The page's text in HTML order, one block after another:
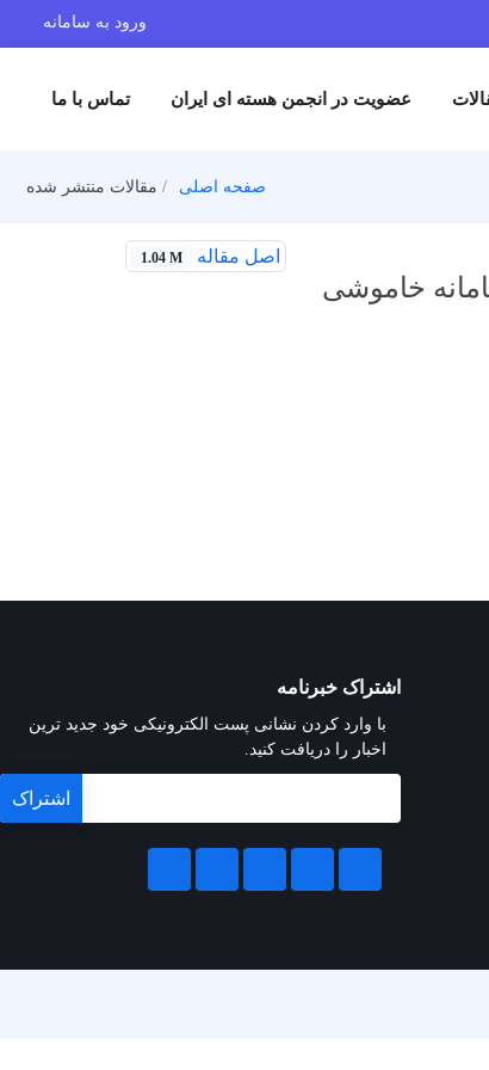
ورود به سامانه
عضویت در انجمن هسته ای ایران تماس با ما
صفحه اصلی مقالات منتشر شده
اصل مقاله 1.04 M
خاموشی
اشتراک خبرنامه
با وارد کردن نشانی پست الکترونیکی خود جدید ترین
اخبار را دریافت کنید.